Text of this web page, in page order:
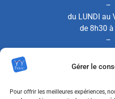
Gérer le
Pour offrir les meilleures expériences,
–
du LUNDI au
de 8h30
–